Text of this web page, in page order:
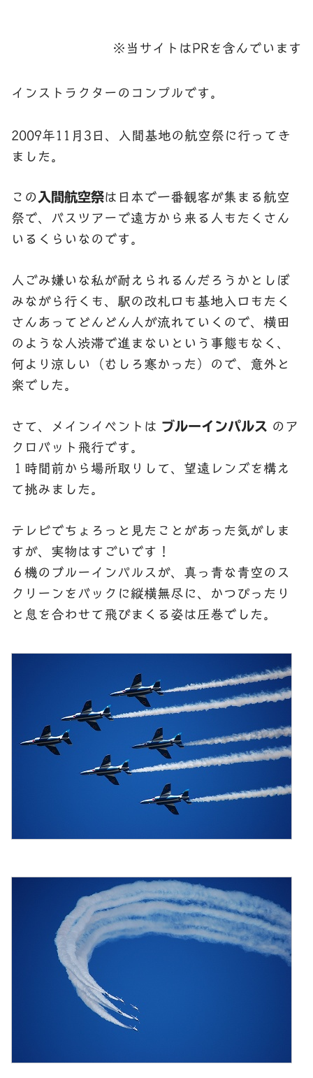
※当サイトはPRを含んでいます
インストラクターのコンプルです。
2009年11月3日、入間基地の航空祭に行ってき
ました。
この 入間航空祭は日本で一番観客が集まる航空
祭で、バスツアーで遠方から来る人もたくさん
いるくらいなのです。
人ごみ嫌いな私が耐えられるんだろうかとしぼ
みながら行くも、駅の改札口も基地入口もたく
さんあってどんどん人が流れていくので、横田
のような人渋滞で進まないという事態もなく、
何より涼しい（むしろ寒かった）ので、意外と
楽でした。
さて、メインイベントは ブルーインパルス のア
クロバット飛行です。
１時間前から場所取りして、望遠レンズを構え
て挑みました。
テレビでちょろっと見たことがあった気がしま
すが、実物はすごいです！
６機のブルーインパルスが、真っ青な青空のス
クリーンをバックに縦横無尽に、かつぴったり
と息を合わせて飛びまくる姿は圧巻でした。